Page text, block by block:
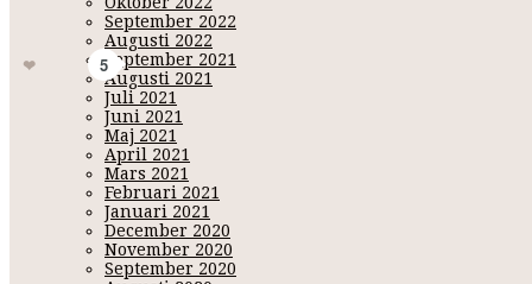
September 2022
Augusti 2022
September 2021
Augusti 2021
Juli 2021
Juni 2021
Maj 2021
April 2021
Mars 2021
Februari 2021
Januari 2021
December 2020
November 2020
September 2020
Iliabeauty - självvärde
5